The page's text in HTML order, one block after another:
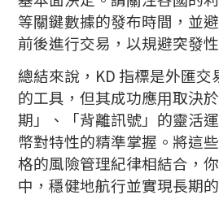
等關鍵數據的發布時間，並
前後進行交易，以規避突發
總結來說，KD 指標是外匯交
的工具，但其成功應用取決
期」、「背離訊號」的靈活
幣對特性的精準掌握。將這
格的風險管理紀律相結合，
中，穩健地航行並實現長期